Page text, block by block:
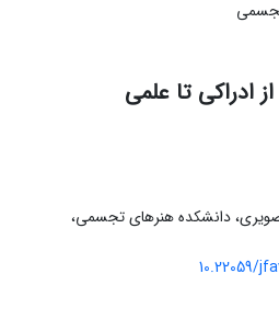
ادراکی تا علمی
دانشکده هنرهای تجسمی،
10.22059/